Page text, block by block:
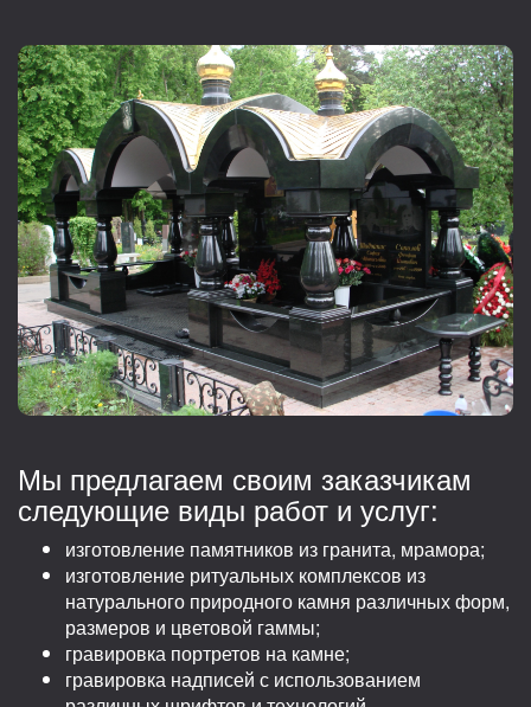
Мы предлагаем своим заказчикам
следующие виды работ и услуг:
изготовление памятников из гранита, мрамора;
изготовление ритуальных комплексов из
натурального природного камня различных форм,
размеров и цветовой гаммы;
гравировка портретов на камне;
гравировка надписей с использованием